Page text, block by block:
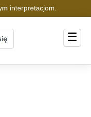
interpretacjom.
☰